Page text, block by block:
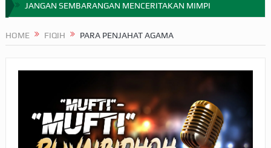
JANGAN SEMBARANGAN MENCERITAKAN MIMPI
SEBELUM TIBA SAAT WAJIB?
HAKIKAT NIKMAT DI DUNIA!
BAGAIMANA CARA MEMBAYAR ZAKAT UANG?
HOME FIQIH PARA PENJAHAT AGAMA